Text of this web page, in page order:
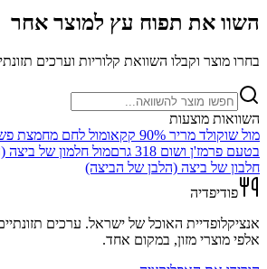
השוו את תפוח עץ למוצר אחר
בחרו מוצר וקבלו השוואת קלוריות וערכים
השוואות מוצעות
מול שוקולד מריר 90% קקאו מול לחם מחמצת
בטעם פרמז'ן ושום 318 גרם
מול חלמון של ביצה
חלבון של ביצה (הלבן של הביצה)
פודיפדיה
אנציקלופדיית האוכל של ישראל. ערכים
אלפי מוצרי מזון, במקום אחד.